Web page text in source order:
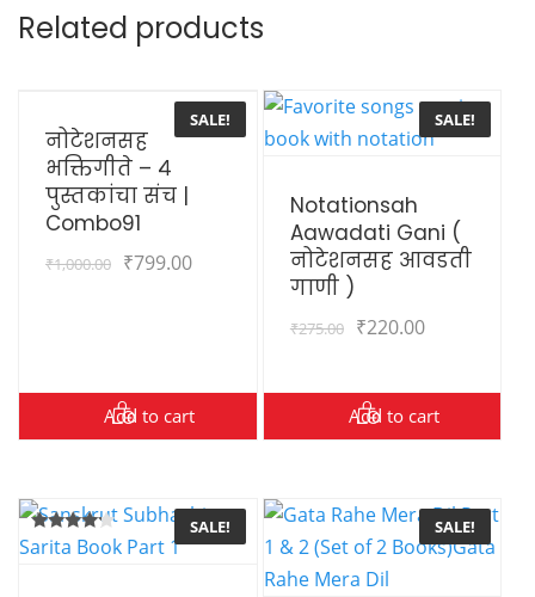
Related products
SALE!
View Details
नोटेशनसह
भक्तिगीते – ४
पुस्तकांचा संच |
Combo91
₹1,000.00 ₹799.00
Add to cart
SALE!
Notationsah
Aawadati Gani (
नोटेशनसह आवडती
गाणी )
₹275.00 ₹220.00
Add to cart
SALE!
Rated
4.00
SALE!